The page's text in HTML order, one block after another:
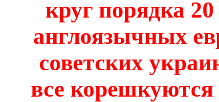
круг порядка
англоязычных
советских
все корешкуются